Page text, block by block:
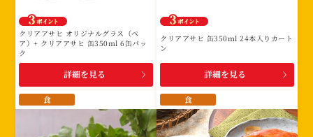
該
当
す
賞
品
クリアアサヒ オリジナルグラス（ペ
ア）+ クリアアサヒ 缶350ml 6缶パッ
ク
詳細を見る
クリアアサヒ 缶350ml 24本入りカート
ン
詳細を見る
食 食